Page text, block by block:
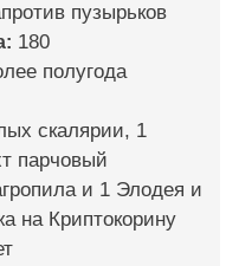
пузырьков
180
полугода
скалярии, 1
парчовый
и 1 Элодея и
на Криптокорину